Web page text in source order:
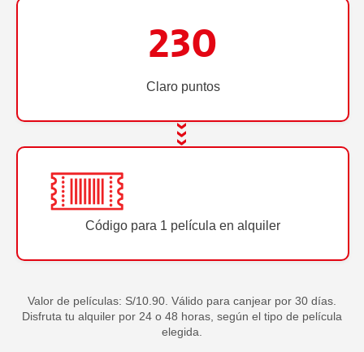
230
Claro puntos
›››
Código para 1 película en alquiler
Valor de películas: S/10.90. Válido para canjear por 30 días.
Disfruta tu alquiler por 24 o 48 horas, según el tipo de película
elegida.